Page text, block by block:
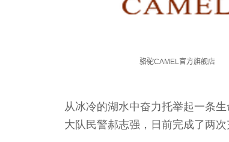
从冰冷的湖水中奋力托举起一条
大队民警郝志强，日前完成了两次